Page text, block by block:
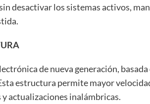
desactivar los sistemas activos,
de nueva generación,
estructura permite mayor
actualizaciones inalámbricas.